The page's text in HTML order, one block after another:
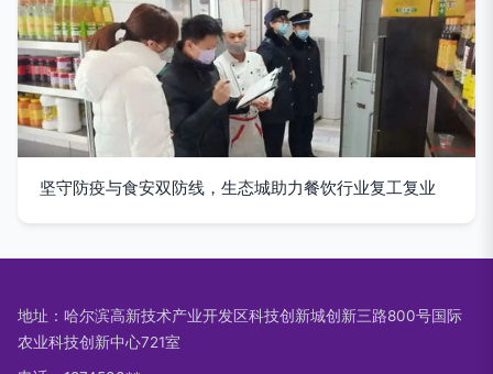
坚守防疫与食安双防线，生态城助力餐饮行业复工复业
地址：哈尔滨高新技术产业开发区科技创新城创新三路800号国际
农业科技创新中心721室